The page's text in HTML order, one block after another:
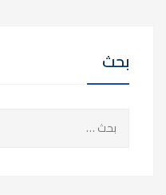
بحث